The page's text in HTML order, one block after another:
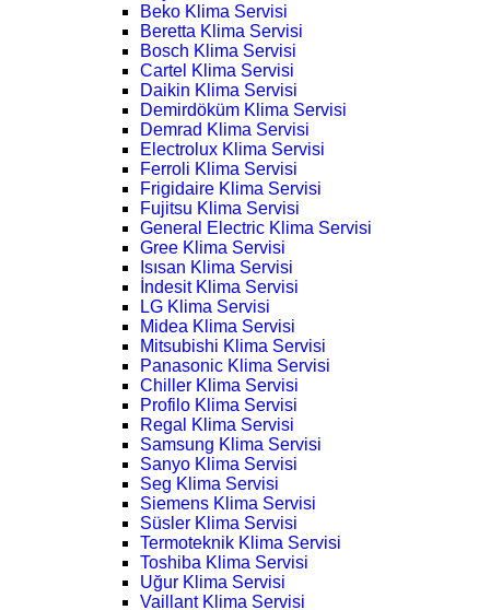
Beko Klima Servisi
Beretta Klima Servisi
Bosch Klima Servisi
Cartel Klima Servisi
Daikin Klima Servisi
Demirdöküm Klima Servisi
Demrad Klima Servisi
Electrolux Klima Servisi
Ferroli Klima Servisi
Frigidaire Klima Servisi
Fujitsu Klima Servisi
General Electric Klima Servisi
Gree Klima Servisi
Isısan Klima Servisi
İndesit Klima Servisi
LG Klima Servisi
Midea Klima Servisi
Mitsubishi Klima Servisi
Panasonic Klima Servisi
Chiller Klima Servisi
Profilo Klima Servisi
Regal Klima Servisi
Samsung Klima Servisi
Sanyo Klima Servisi
Seg Klima Servisi
Siemens Klima Servisi
Süsler Klima Servisi
Termoteknik Klima Servisi
Toshiba Klima Servisi
Uğur Klima Servisi
Vaillant Klima Servisi